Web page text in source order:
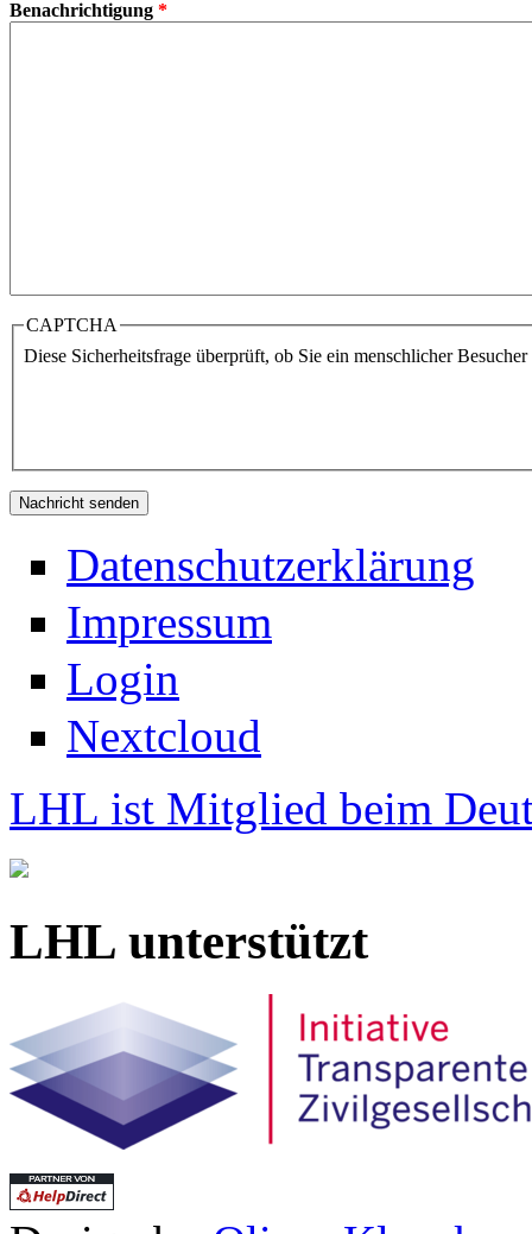
Benachrichtigung *
CAPTCHA
Diese Sicherheitsfrage überprüft, ob Sie ein menschlicher
Datenschutzerklärung
Impressum
Login
Nextcloud
LHL ist Mitglied beim
LHL unterstützt